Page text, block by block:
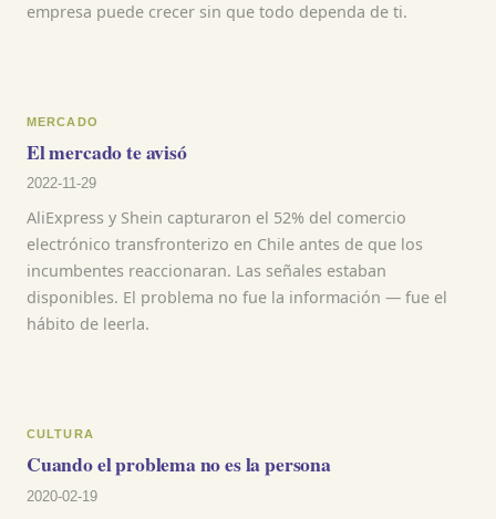
empresa puede crecer sin que todo dependa de ti.
MERCADO
El mercado te avisó
2022-11-29
AliExpress y Shein capturaron el 52% del comercio
electrónico transfronterizo en Chile antes de que los
incumbentes reaccionaran. Las señales estaban
disponibles. El problema no fue la información — fue el
hábito de leerla.
CULTURA
Cuando el problema no es la persona
2020-02-19